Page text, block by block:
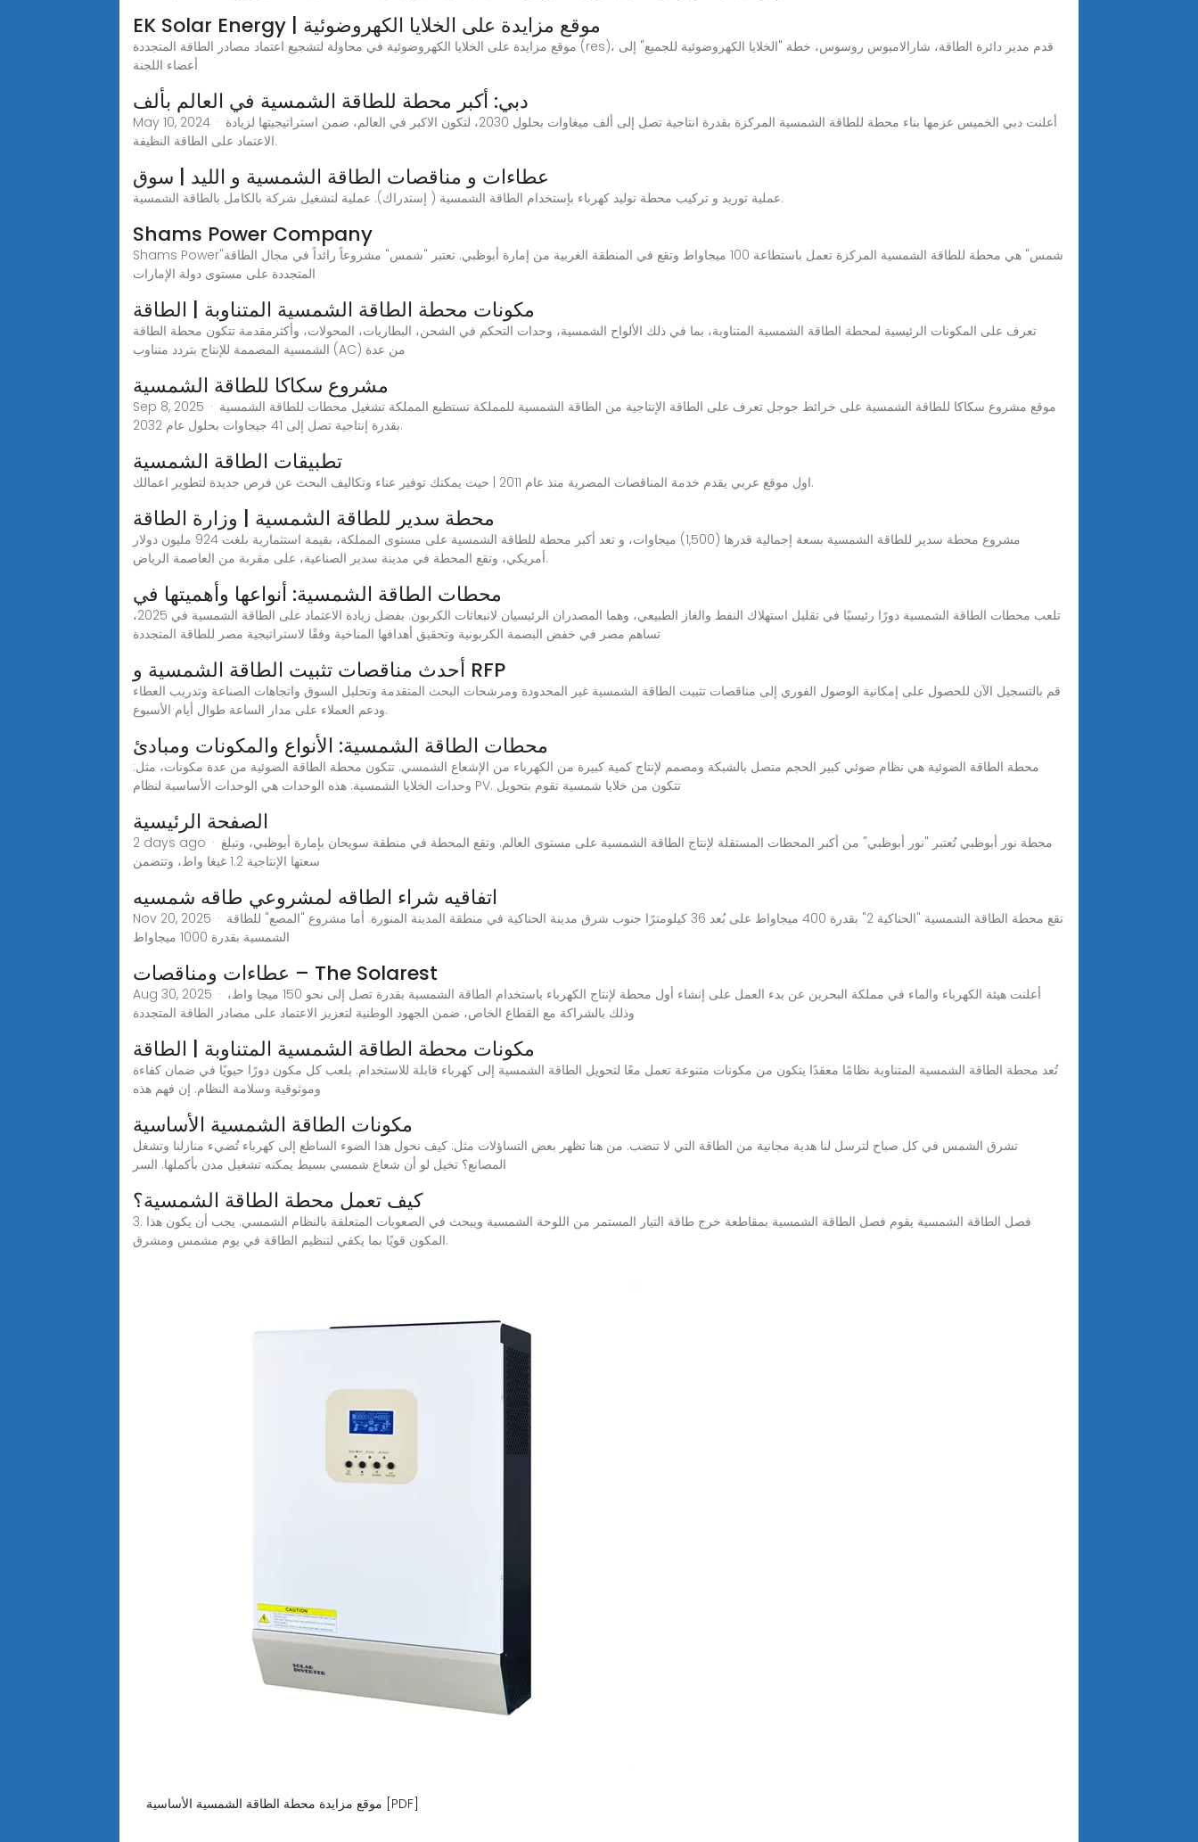
EK Solar Energy | موقع مزايدة على الخلايا الكهروضوئية
موقع مزايدة على الخلايا الكهروضوئية في محاولة لتشجيع اعتماد مصادر الطاقة المتجددة (res)، قدم مدير دائرة الطاقة، شارالامبوس روسوس، خطة "الخلايا الكهروضوئية للجميع" إلى
أعضاء اللجنة
دبي: أكبر محطة للطاقة الشمسية في العالم بألف
May 10, 2024 · أعلنت دبي الخميس عزمها بناء محطة للطاقة الشمسية المركزة بقدرة انتاجية تصل إلى ألف ميغاوات بحلول 2030، لتكون الاكبر في العالم، ضمن استراتيجيتها لزيادة
الاعتماد على الطاقة النظيفة.
عطاءات و مناقصات الطاقة الشمسية و الليد | سوق
عملية توريد و تركيب محطة توليد كهرباء بإستخدام الطاقة الشمسية ( إستدراك). عملية لتشغيل شركة بالكامل بالطاقة الشمسية.
Shams Power Company
Shams Power"شمس" هي محطة للطاقة الشمسية المركزة تعمل باستطاعة 100 ميجاواط وتقع في المنطقة الغربية من إمارة أبوظبي. تعتبر "شمس" مشروعاً رائداً في مجال الطاقة
المتجددة على مستوى دولة الإمارات
مكونات محطة الطاقة الشمسية المتناوبة | الطاقة
تعرف على المكونات الرئيسية لمحطة الطاقة الشمسية المتناوبة، بما في ذلك الألواح الشمسية، وحدات التحكم في الشحن، البطاريات، المحولات، وأكثرمقدمة تتكون محطة الطاقة
الشمسية المصممة للإنتاج بتردد متناوب (AC) من عدة
مشروع سكاكا للطاقة الشمسية
Sep 8, 2025 · موقع مشروع سكاكا للطاقة الشمسية على خرائط جوجل تعرف على الطاقة الإنتاجية من الطاقة الشمسية للمملكة تستطيع المملكة تشغيل محطات للطاقة الشمسية
بقدرة إنتاجية تصل إلى 41 جيجاوات بحلول عام 2032.
تطبيقات الطاقة الشمسية
اول موقع عربي يقدم خدمة المناقصات المصرية منذ عام 2011 | حيث يمكنك توفير عناء وتكاليف البحث عن فرص جديدة لتطوير اعمالك.
محطة سدير للطاقة الشمسية | وزارة الطاقة
مشروع محطة سدير للطاقة الشمسية بسعة إجمالية قدرها (1,500) ميجاوات، و تعد أكبر محطة للطاقة الشمسية على مستوى المملكة، بقيمة استثمارية بلغت 924 مليون دولار
أمريكي، وتقع المحطة في مدينة سدير الصناعية، على مقربة من العاصمة الرياض.
محطات الطاقة الشمسية: أنواعها وأهميتها في
تلعب محطات الطاقة الشمسية دورًا رئيسيًا في تقليل استهلاك النفط والغاز الطبيعي، وهما المصدران الرئيسيان لانبعاثات الكربون. بفضل زيادة الاعتماد على الطاقة الشمسية في 2025،
تساهم مصر في خفض البصمة الكربونية وتحقيق أهدافها المناخية وفقًا لاستراتيجية مصر للطاقة المتجددة
أحدث مناقصات تثبيت الطاقة الشمسية و RFP
قم بالتسجيل الآن للحصول على إمكانية الوصول الفوري إلى مناقصات تثبيت الطاقة الشمسية غير المحدودة ومرشحات البحث المتقدمة وتحليل السوق واتجاهات الصناعة وتدريب العطاء
ودعم العملاء على مدار الساعة طوال أيام الأسبوع.
محطات الطاقة الشمسية: الأنواع والمكونات ومبادئ
محطة الطاقة الضوئية هي نظام ضوئي كبير الحجم متصل بالشبكة ومصمم لإنتاج كمية كبيرة من الكهرباء من الإشعاع الشمسي. تتكون محطة الطاقة الضوئية من عدة مكونات، مثل:
وحدات الخلايا الشمسية: هذه الوحدات هي الوحدات الأساسية لنظام PV. تتكون من خلايا شمسية تقوم بتحويل
الصفحة الرئيسية
2 days ago · محطة نور أبوظبي تُعتبر "نور أبوظبي" من أكبر المحطات المستقلة لإنتاج الطاقة الشمسية على مستوى العالم. وتقع المحطة في منطقة سويحان بإمارة أبوظبي، وتبلغ
سعتها الإنتاجية 1.2 غيغا واط، وتتضمن
اتفاقيه شراء الطاقه لمشروعي طاقه شمسيه
Nov 20, 2025 · تقع محطة الطاقة الشمسية "الحناكية 2" بقدرة 400 ميجاواط على بُعد 36 كيلومترًا جنوب شرق مدينة الحناكية في منطقة المدينة المنورة. أما مشروع "المصع" للطاقة
الشمسية بقدرة 1000 ميجاواط
عطاءات ومناقصات – The Solarest
Aug 30, 2025 · أعلنت هيئة الكهرباء والماء في مملكة البحرين عن بدء العمل على إنشاء أول محطة لإنتاج الكهرباء باستخدام الطاقة الشمسية بقدرة تصل إلى نحو 150 ميجا واط،
وذلك بالشراكة مع القطاع الخاص، ضمن الجهود الوطنية لتعزيز الاعتماد على مصادر الطاقة المتجددة
مكونات محطة الطاقة الشمسية المتناوبة | الطاقة
تُعد محطة الطاقة الشمسية المتناوبة نظامًا معقدًا يتكون من مكونات متنوعة تعمل معًا لتحويل الطاقة الشمسية إلى كهرباء قابلة للاستخدام. يلعب كل مكون دورًا حيويًا في ضمان كفاءة
وموثوقية وسلامة النظام. إن فهم هذه
مكونات الطاقة الشمسية الأساسية
تشرق الشمس في كل صباح لترسل لنا هدية مجانية من الطاقة التي لا تنضب. من هنا تظهر بعض التساؤلات مثل: كيف نحول هذا الضوء الساطع إلى كهرباء تُضيء منازلنا وتشغل
المصانع؟ تخيل لو أن شعاع شمسي بسيط يمكنه تشغيل مدن بأكملها. السر
كيف تعمل محطة الطاقة الشمسية؟
3. فصل الطاقة الشمسية يقوم فصل الطاقة الشمسية بمقاطعة خرج طاقة التيار المستمر من اللوحة الشمسية ويبحث في الصعوبات المتعلقة بالنظام الشمسي. يجب أن يكون هذا
المكون قويًا بما يكفي لتنظيم الطاقة في يوم مشمس ومشرق.
موقع مزايدة محطة الطاقة الشمسية الأساسية [PDF]